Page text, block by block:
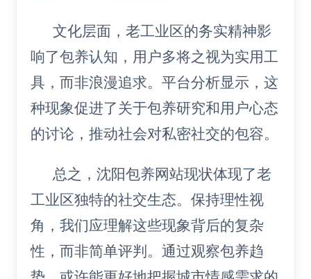
文化层面，老工业区的务实精神影
响了包养认知，用户多将之视为实用工
具，而非浪漫追求。平台分析显示，这
种现象促进了关于包养研究和用户心态
的讨论，推动社会对私密社交的包容。
总之，沈阳包养网站现状体现了老
工业区独特的社交生态。保持理性视
角，我们应理解这些现象背后的复杂
性，而非简单评判。通过观察包养趋